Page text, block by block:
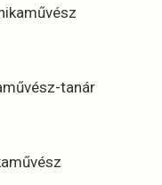
tanár